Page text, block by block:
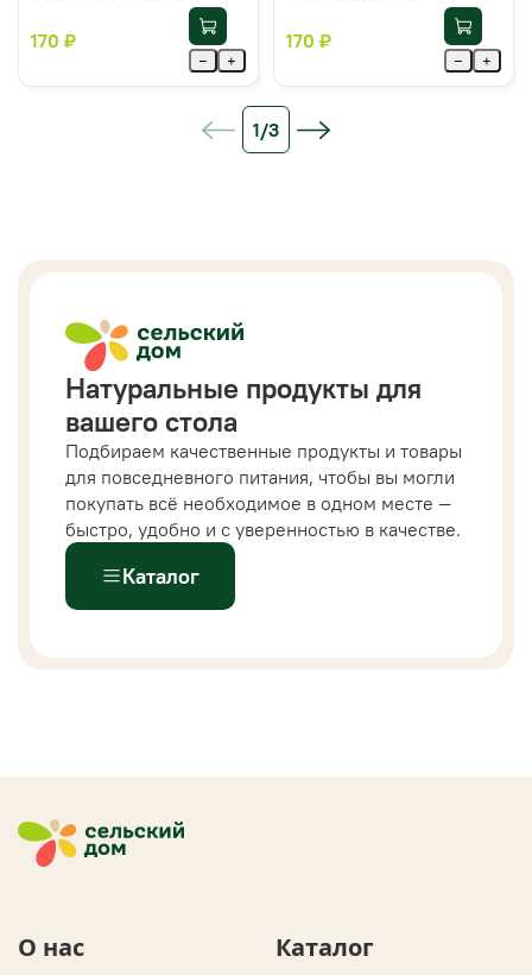
170 ₽
− +
170 ₽
− +
1/3
Натуральные продукты для
вашего стола
Подбираем качественные продукты и товары
для повседневного питания, чтобы вы могли
покупать всё необходимое в одном месте —
быстро, удобно и с уверенностью в качестве.
Каталог
О нас Каталог